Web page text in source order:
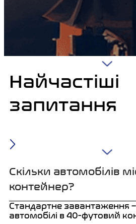
Найчастіші
запитання
Скільки автомобілів
контейнер?
Стандартне завантаження
автомобілі в 40-футовий